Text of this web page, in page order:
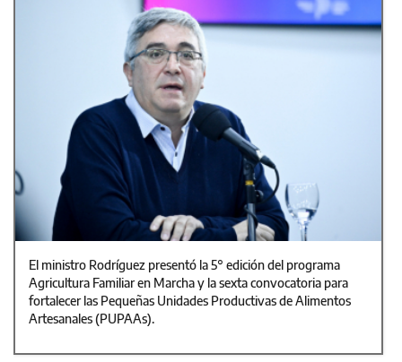
El ministro Rodríguez presentó la 5° edición del programa
Agricultura Familiar en Marcha y la sexta convocatoria para
fortalecer las Pequeñas Unidades Productivas de Alimentos
Artesanales (PUPAAs).